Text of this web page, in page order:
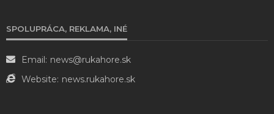
SPOLUPRÁCA, REKLAMA, INÉ
Email: news@rukahore.sk
Website: news.rukahore.sk